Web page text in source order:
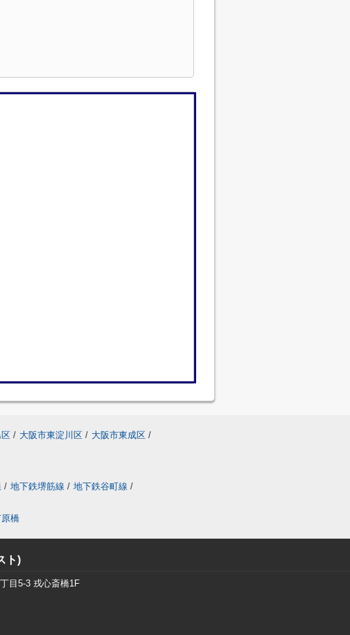
/ 大阪市東淀川区 / 大阪市東成区 /
/ 地下鉄堺筋線 / 地下鉄谷町線 /
橋
ト)
目5-3 戎心斎橋1F